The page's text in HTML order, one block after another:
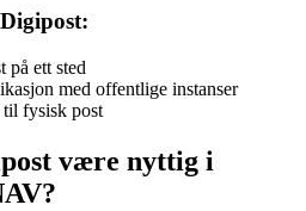
på ett sted
med offentlige instanser
fysisk post
være nyttig i